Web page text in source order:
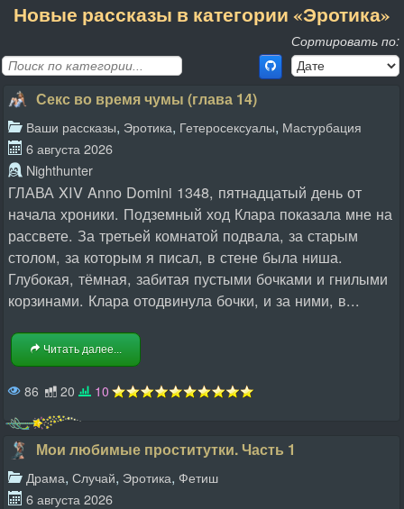
Новые рассказы в категории «Эротика»
Сортировать по:
Секс во время чумы (глава 14)
Ваши рассказы, Эротика, Гетеросексуалы, Мастурбация
6 августа 2026
Nighthunter
ГЛАВА XIV Anno Domini 1348, пятнадцатый день от
начала хроники. Подземный ход Клара показала мне на
рассвете. За третьей комнатой подвала, за старым
столом, за которым я писал, в стене была ниша.
Глубокая, тёмная, забитая пустыми бочками и гнилыми
корзинами. Клара отодвинула бочки, и за ними, в...
Читать далее...
86 20 10
Мои любимые проститутки. Часть 1
Драма, Случай, Эротика, Фетиш
6 августа 2026